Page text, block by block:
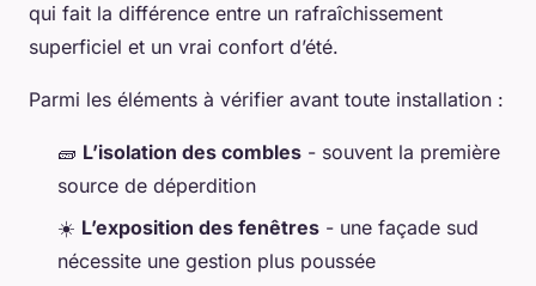
qui fait la différence entre un rafraîchissement
superficiel et un vrai confort d’été.
Parmi les éléments à vérifier avant toute installation :
🧱 L’isolation des combles - souvent la première
source de déperdition
☀️ L’exposition des fenêtres - une façade sud
nécessite une gestion plus poussée